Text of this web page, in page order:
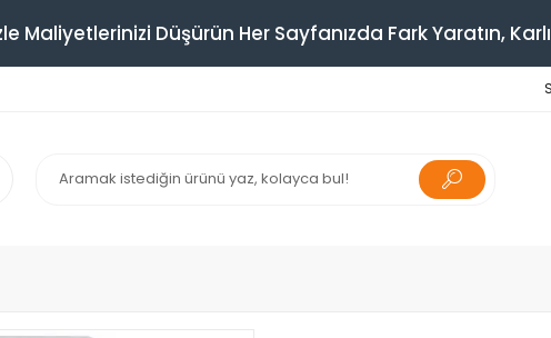
Düşürün Her Sayfanızda Fark Yaratın,